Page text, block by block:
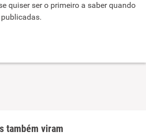
quiser ser o primeiro a saber quando
também viram